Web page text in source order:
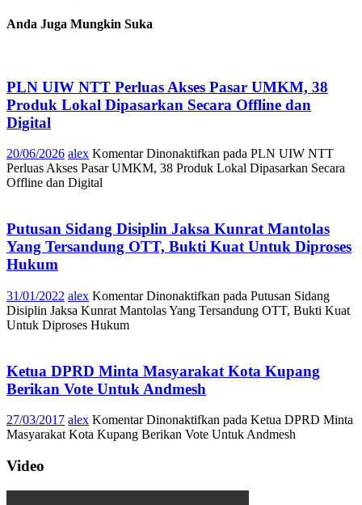
Anda Juga Mungkin Suka
PLN UIW NTT Perluas Akses Pasar UMKM, 38
Produk Lokal Dipasarkan Secara Offline dan
Digital
20/06/2026 alex Komentar Dinonaktifkan pada PLN UIW NTT
Perluas Akses Pasar UMKM, 38 Produk Lokal Dipasarkan Secara
Offline dan Digital
Putusan Sidang Disiplin Jaksa Kunrat Mantolas
Yang Tersandung OTT, Bukti Kuat Untuk Diproses
Hukum
31/01/2022 alex Komentar Dinonaktifkan pada Putusan Sidang
Disiplin Jaksa Kunrat Mantolas Yang Tersandung OTT, Bukti Kuat
Untuk Diproses Hukum
Ketua DPRD Minta Masyarakat Kota Kupang
Berikan Vote Untuk Andmesh
27/03/2017 alex Komentar Dinonaktifkan pada Ketua DPRD Minta
Masyarakat Kota Kupang Berikan Vote Untuk Andmesh
Video